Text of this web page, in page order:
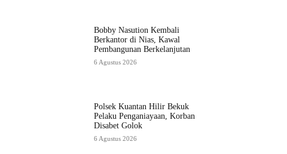
Bobby Nasution Kembali
Berkantor di Nias, Kawal
Pembangunan Berkelanjutan
6 Agustus 2026
Polsek Kuantan Hilir Bekuk
Pelaku Penganiayaan, Korban
Disabet Golok
6 Agustus 2026